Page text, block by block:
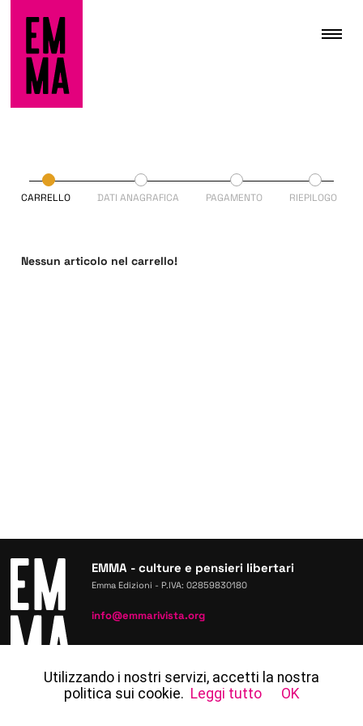
CARRELLO DATI ANAGRAFICA PAGAMENTO RIEPILOGO
Nessun articolo nel carrello!
EMMA - culture e pensieri libertari
Emma Edizioni -P.IVA: 02859830180
info@emmarivista.org
INFORMATIVA PRIVACY/COOKIE POLICY
Utilizzando i nostri servizi, accetti la nostra
politica sui cookie. Leggi tutto OK